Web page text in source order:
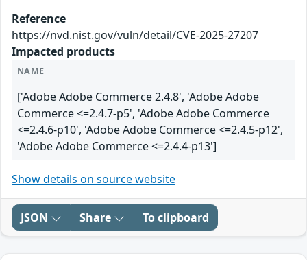
Reference
https://nvd.nist.gov/vuln/detail/CVE-2025-27207
Impacted products
NAME
['Adobe Adobe Commerce 2.4.8', 'Adobe Adobe
Commerce <=2.4.7-p5', 'Adobe Adobe Commerce
<=2.4.6-p10', 'Adobe Adobe Commerce <=2.4.5-p12',
'Adobe Adobe Commerce <=2.4.4-p13']
Show details on source website
JSON Share To clipboard